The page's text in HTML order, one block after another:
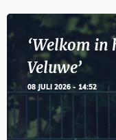
‘Welkom in
Veluwe’
08 JULI 2026 - 14:52